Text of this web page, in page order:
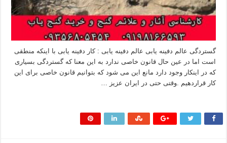
گستردگی عالم دفینه یابی عالم دفینه یابی : کار دفینه یابی با اینکه منطقی
است اما در عین حال قانون خاصی ندارد به این معنا که گستردگی بسیاری
که در اینکار وجود دارد مانع این می شود که بتوانیم قانون خاصی برای این
کار قراردهیم .وقتی حتی در ایران عزیز …